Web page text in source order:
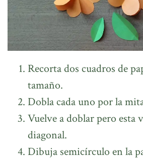
Recorta dos cuadros de
tamaño.
Dobla cada uno por la
Vuelve a doblar pero esta
diagonal.
Dibuja semicírculo en la